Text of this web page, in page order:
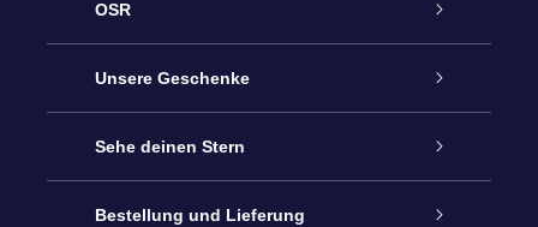
OSR
Service
Kontakt
Blog
Unsere Geschenke
Sterne schenken
OSR-Geschenkpaket
Sehe deinen Stern
Sternregister
Bestellung und Lieferung